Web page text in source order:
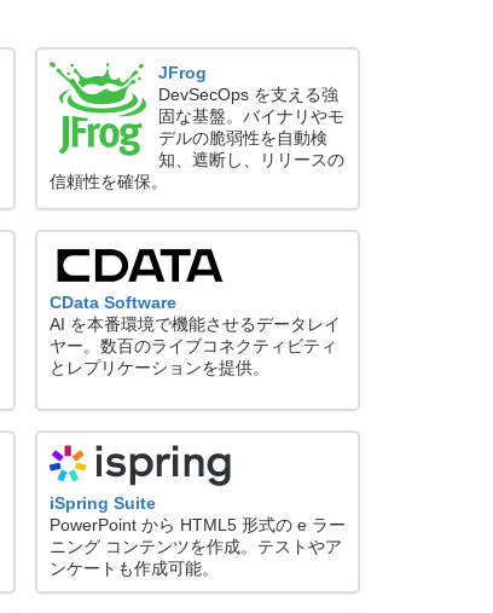
JFrog
DevSecOps を支える強
固な基盤。バイナリやモ
デルの脆弱性を自動検
知、遮断し、リリースの
信頼性を確保。
CData Software
AI を本番環境で機能させるデータレイ
ヤー。数百のライブコネクティビティ
とレプリケーションを提供。
iSpring Suite
PowerPoint から HTML5 形式の e ラー
ニング コンテンツを作成。テストやア
ンケートも作成可能。